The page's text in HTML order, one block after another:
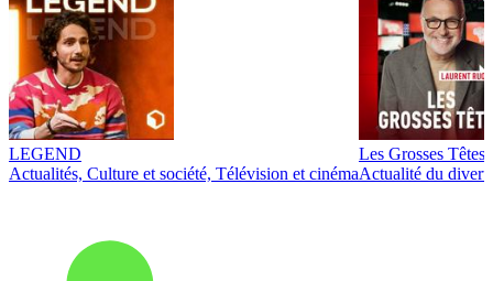
LEGEND
Actualités, Culture et société, Télévision et cinéma
Les Grosses Têtes
Actualité du